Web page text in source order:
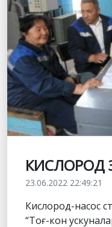
КИСЛОРОД
23.06.2022 22:49:21
Кислород-насос
“Тоғ-кон